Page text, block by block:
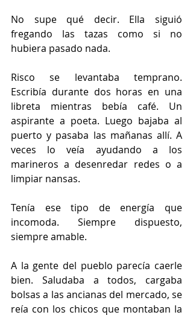
No supe qué decir. Ella siguió
fregando las tazas como si no
hubiera pasado nada.
Risco se levantaba temprano.
Escribía durante dos horas en una
libreta mientras bebía café. Un
aspirante a poeta. Luego bajaba al
puerto y pasaba las mañanas allí. A
veces lo veía ayudando a los
marineros a desenredar redes o a
limpiar nansas.
Tenía ese tipo de energía que
incomoda. Siempre dispuesto,
siempre amable.
A la gente del pueblo parecía caerle
bien. Saludaba a todos, cargaba
bolsas a las ancianas del mercado, se
reía con los chicos que montaban la